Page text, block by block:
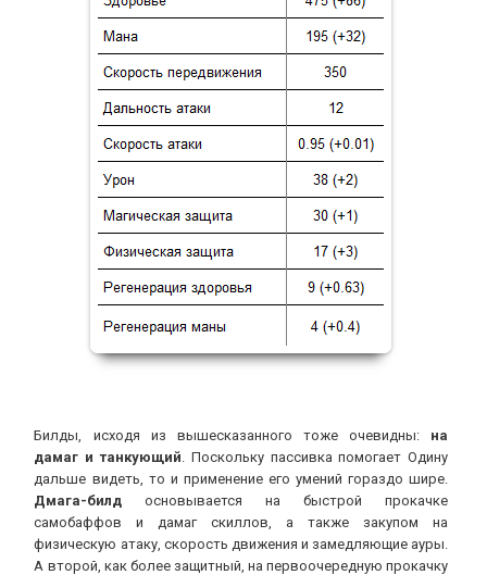
Билды, исходя из вышесказанного тоже очевидны: на
дамаг и танкующий . Поскольку пассивка помогает Одину
дальше видеть, то и применение его умений гораздо шире.
Дмага-билд основывается на быстрой прокачке
самобаффов и дамаг скиллов, а также закупом на
физическую атаку, скорость движения и замедляющие ауры.
А второй, как более защитный, на первоочередную прокачку